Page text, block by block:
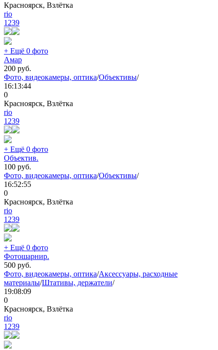
Красноярск, Взлётка
rio
1239
+ Ещё 0 фото
Амар
200 руб.
Фото, видеокамеры, оптика/Объективы/
16:13:44
0
Красноярск, Взлётка
rio
1239
+ Ещё 0 фото
Объектив.
100 руб.
Фото, видеокамеры, оптика/Объективы/
16:52:55
0
Красноярск, Взлётка
rio
1239
+ Ещё 0 фото
Фотошарнир.
500 руб.
Фото, видеокамеры, оптика/Аксессуары, расходные
материалы/Штативы, держатели/
19:08:09
0
Красноярск, Взлётка
rio
1239